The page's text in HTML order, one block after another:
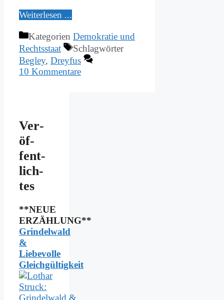
Wei­ter­le­sen ...
Kategorien Demokratie und
Rechtsstaat
Schlagwörter
Begley, Dreyfus
10 Kommentare
Ver­
öf­
fent­
lich­
tes
**NEUE
ERZÄHLUNG**
Grindelwald
&
Liebevolle
Gleichgültigkeit